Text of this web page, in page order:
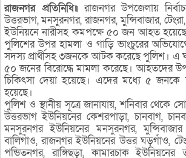
রাজনগর প্রতিনিধি॥রাজনগর উপজেলায়
উত্তরভাগ, মনসুরনগর, রাজনগর, মুন্সিবাজার,
ইউনিয়নে নারীসহ কমপক্ষে ৫০ জন আহত
পুলিশের উপর হামলা ও গাড়ি ভাংচুরের
সদস্য প্রার্থীসহ ৩জনকে আটক করেছে পুলিশ। এ
৫০ জনের বিরোদ্ধে মামলা করেছে। আহতদের
চিকিৎসা দেয়া হয়েছে। এদের মধ্যে ৫ জনকে
হয়েছে।
পুলিশ ও স্থানীয় সূত্রে জানাযায়, শনিবার থেকে
উত্তরভাগ ইউনিয়নের কেশরপাড়া, চানবাগ,
মনসুরনগর ইউনিয়নের মনসুরনগর,
বালিগাঁও, রাজনগর ইউনিয়নের উত্তর ঘড়গাঁও,
পন্ডিতনগর, রাঙ্গিছড়া, কামারচাক ইউনিয়নের